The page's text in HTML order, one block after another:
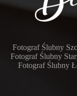
Fotograf Ślubny
Fotograf Ślubny
Fotograf Ślubny